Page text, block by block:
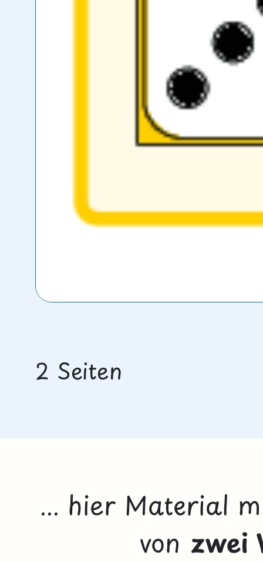
2 Seiten
... hier Material
von zwei